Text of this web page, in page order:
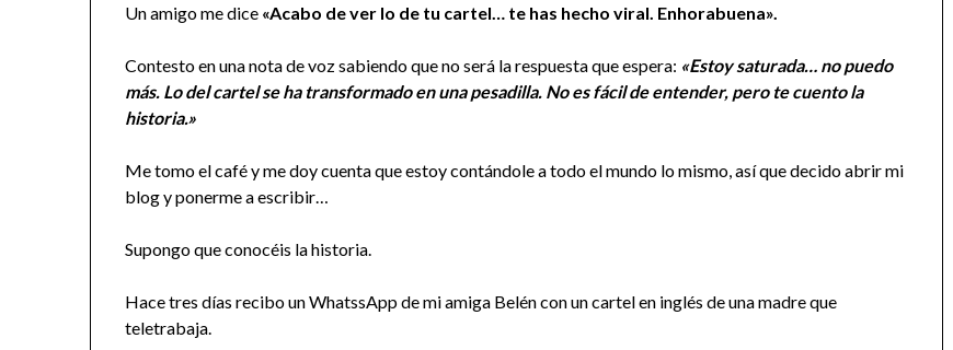
Un amigo me dice «Acabo de ver lo de tu cartel… te has hecho viral. Enhorabuena».
Contesto en una nota de voz sabiendo que no será la respuesta que espera: «Estoy saturada… no puedo
más. Lo del cartel se ha transformado en una pesadilla. No es fácil de entender, pero te cuento la
historia.»
Me tomo el café y me doy cuenta que estoy contándole a todo el mundo lo mismo, así que decido abrir mi
blog y ponerme a escribir…
Supongo que conocéis la historia.
Hace tres días recibo un WhatssApp de mi amiga Belén con un cartel en inglés de una madre que
teletrabaja.